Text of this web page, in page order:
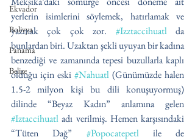
Ekvador
Bolivya
Panama
Belize
yerlerin isimlerini söylemek, hatırlamak ve
yazmak çok çok zor. #Izztaccihuatl da
bunlardan biri. Uzaktan şekli uyuyan bir kadına
benzediği ve zamanında tepesi buzullarla kaplı
olduğu için eski #Nahuatl (Günümüzde halen
1.5-2 milyon kişi bu dili konuşuyormuş)
#Iztaccihuatl adı verilmiş. Hemen karşısındaki
“Tüten Dağ” #Popocatepetl ile de